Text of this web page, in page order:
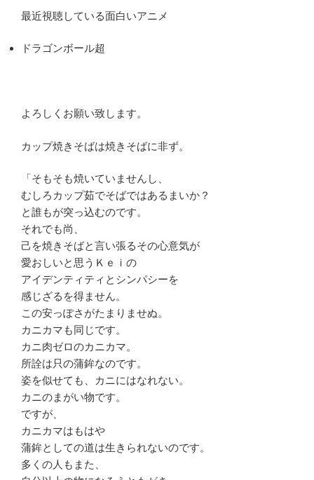
最近視聴している面白いアニメ
ドラゴンボール超
よろしくお願い致します。
カップ焼きそばは焼きそばに非ず。
「そもそも焼いていませんし、
むしろカップ茹でそばではあるまいか？
と誰もが突っ込むのです。
それでも尚、
己を焼きそばと言い張るその心意気が
愛おしいと思うＫｅｉの
アイデンティティとシンパシーを
感じざるを得ません。
この安っぽさがたまりませぬ。
カニカマも同じです。
カニ肉ゼロのカニカマ。
所詮は只の蒲鉾なのです。
姿を似せても、カニにはなれない。
カニのまがい物です。
ですが、
カニカマはもはや
蒲鉾としての道は生きられないのです。
多くの人もまた、